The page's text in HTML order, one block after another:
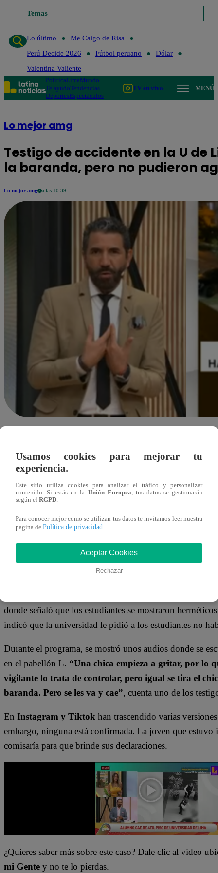
Temas
Lo último
Me Caigo de Risa
Perú Decide 2026
Fútbol peruano
Dólar
Valentina Valiente
PolíticaLimaMundo
Te ayudoTendencias
DeportesEspectáculos
TV en vivo MENÚ
Lo mejor amg
Testigo de accidente en la U de
la baranda, pero no pudieron
Lo mejor amg a las 10:39
A través de las redes sociales, varios usuarios reportaron
ubicada en eldistrito de Surco. Un joven cayó desde el
concurrido por estudiantes de las carreras de
En vídeos difundidos por los testigos, se aprecia que el
seguridad de la casa de estudios y miembros del
contribuyeron para conducirlo raudamente a la Clínica
momento, su estado de salud es de pronóstico reservado.
estuvo
donde señaló que los estudiantes se mostraron
indicó que la universidad le pidió a los estudiantes no
Durante el programa, se mostró unos audios donde se
en el pabellón L. “Una chica empieza a gritar, por lo
vigilante lo trata de controlar, pero igual se tira el
baranda. Pero se les va y cae”, cuenta uno de los
En Instagram y Tiktok han trascendido varias
embargo, ninguna está confirmada. La joven que estuvo
comisaría para que brinde sus declaraciones.
¿Quieres saber más sobre este caso? Dale clic al video
mi Gente y no te lo pierdas.
Usamos cookies para mejorar tu
experiencia.
Este sitio utiliza cookies para analizar el tráfico y personalizar
contenido. Si estás en la Unión Europea , tus datos se gestionarán
según el RGPD
Para conocer mejor como se utilizan tus datos te invitamos leer nuestra
pagina de Política de privacidad
Aceptar Cookies
Rechazar